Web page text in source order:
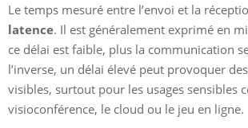
Le temps mesuré entre l’envoi et la
latence. Il est généralement exprimé en
ce délai est faible, plus la communication
l’inverse, un délai élevé peut provoquer
visibles, surtout pour les usages sensibles
visioconférence, le cloud ou le jeu en ligne.